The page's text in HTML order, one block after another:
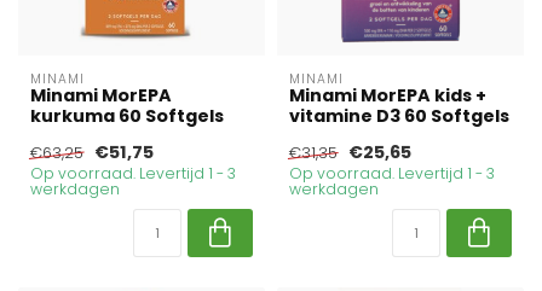
MINAMI
Minami MorEPA
kurkuma 60 Softgels
€63,25 €51,75
Op voorraad. Levertijd 1 - 3
werkdagen
MINAMI
Minami MorEPA kids +
vitamine D3 60 Softgels
€31,35 €25,65
Op voorraad. Levertijd 1 - 3
werkdagen